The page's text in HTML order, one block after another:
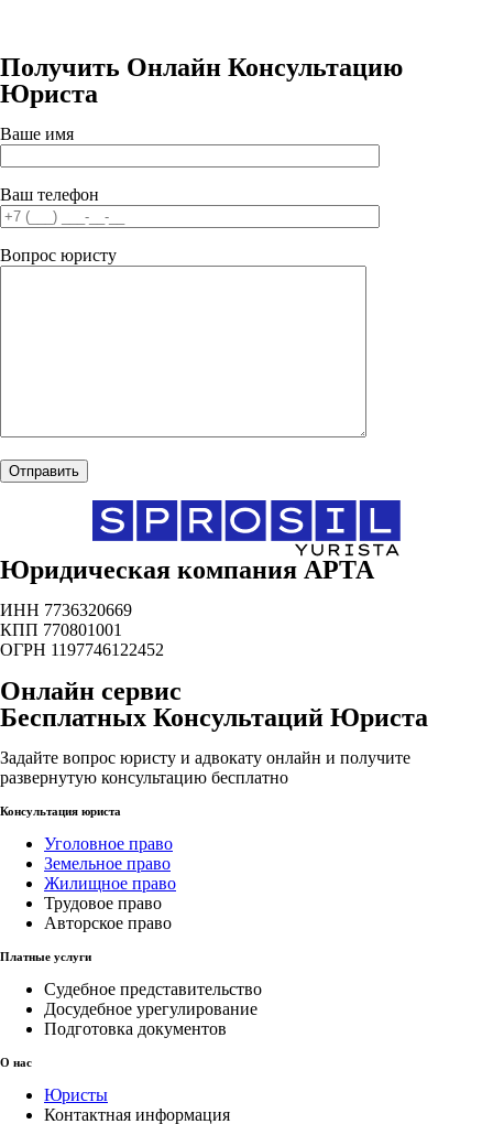
Получить Онлайн Консультацию
Юриста
Ваше имя
Ваш телефон
Вопрос юристу
Юридическая компания АРТА
ИНН 7736320669
КПП 770801001
ОГРН 1197746122452
Онлайн сервис
Бесплатных Консультаций Юриста
Задайте вопрос юристу и адвокату онлайн и получите
развернутую консультацию бесплатно
Консультация юриста
Уголовное право
Земельное право
Жилищное право
Трудовое право
Авторское право
Платные услуги
Судебное представительство
Досудебное урегулирование
Подготовка документов
О нас
Юристы
Контактная информация